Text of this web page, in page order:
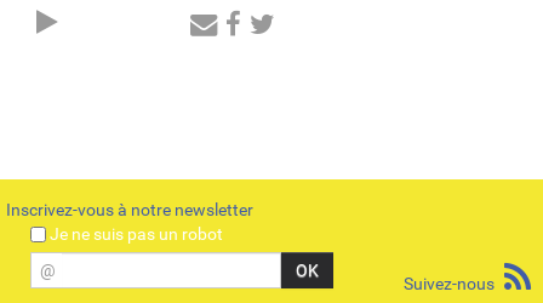
Inscrivez-vous à notre newsletter
Je ne suis pas un robot
@
Suivez-nous